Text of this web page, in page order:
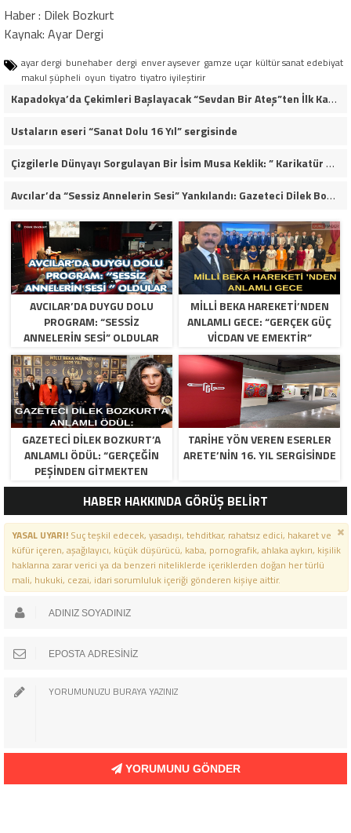
Haber : Dilek Bozkurt
Kaynak: Ayar Dergi
ayar dergi bunehaber dergi enver aysever gamze uçar kültür sanat edebiyat
makul şüpheli oyun tiyatro tiyatro iyileştirir
Kapadokya’da Çekimleri Başlayacak “Sevdan Bir Ateş”ten İlk Kareler!
Ustaların eseri “Sanat Dolu 16 Yıl” sergisinde
​Çizgilerle Dünyayı Sorgulayan Bir İsim Musa Keklik: ” Karikatür Muhaliftir, Ezilenden Yana Bir Aydınlık Eylemdir”
Avcılar’da “Sessiz Annelerin Sesi” Yankılandı: Gazeteci Dilek Bozkurt’tan İlham Veren Konuşma
​AVCILAR’DA DUYGU DOLU
PROGRAM: “SESSIZ
ANNELERIN SESI” OLDULAR
MILLI BEKA HAREKETI’NDEN
ANLAMLI GECE: “GERÇEK GÜÇ
VICDAN VE EMEKTIR”
GAZETECI DILEK BOZKURT’A
ANLAMLI ÖDÜL: “GERÇEĞIN
PEŞINDEN GITMEKTEN
VAZGEÇMEDIM”
TARIHE YÖN VEREN ESERLER
ARETE’NIN 16. YIL SERGISINDE
HABER HAKKINDA GÖRÜŞ BELİRT
YASAL UYARI!Suç teşkil edecek, yasadışı, tehditkar, rahatsız edici, hakaret ve
küfür içeren, aşağılayıcı, küçük düşürücü, kaba, pornografik, ahlaka aykırı, kişilik
haklarına zarar verici ya da benzeri niteliklerde içeriklerden doğan her türlü
mali, hukuki, cezai, idari sorumluluk içeriği gönderen kişiye aittir.
YORUMUNU GÖNDER